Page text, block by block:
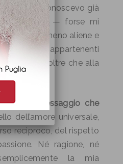
che conoscevo già
su bianco — forse mi
semplici, meno aliene e
appartenenti
umani, oltre che alla
Ma il messaggio che
dell’amore universale,
reciproco, del rispetto
Né ragione, né
la mia